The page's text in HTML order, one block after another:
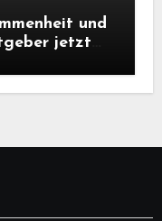
und
jetzt